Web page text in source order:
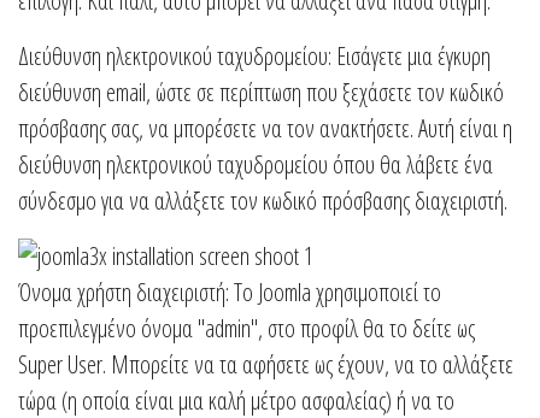
Διεύθυνση ηλεκτρονικού ταχυδρομείου: Εισάγετε μια έγκυρη
διεύθυνση email, ώστε σε περίπτωση που ξεχάσετε τον κωδικό
πρόσβασης σας, να μπορέσετε να τον ανακτήσετε. Αυτή είναι η
διεύθυνση ηλεκτρονικού ταχυδρομείου όπου θα λάβετε ένα
σύνδεσμο για να αλλάξετε τον κωδικό πρόσβασης διαχειριστή.
Όνομα χρήστη διαχειριστή: Το Joomla χρησιμοποιεί το
προεπιλεγμένο όνομα "admin", στο προφίλ θα το δείτε ως
Super User. Μπορείτε να τα αφήσετε ως έχουν, να το αλλάξετε
τώρα (η οποία είναι μια καλή μέτρο ασφαλείας) ή να το